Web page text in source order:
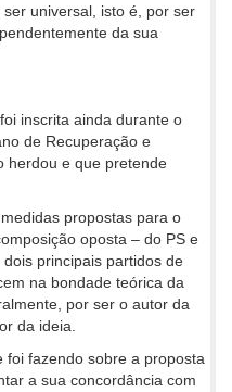
universal, isto é, por ser
da sua
inscrita ainda durante o
de Recuperação e
herdou e que pretende
propostas para o
oposta – do PS e
principais partidos de
na bondade teórica da
por ser o autor da
da ideia.
foi fazendo sobre a proposta
a sua concordância com